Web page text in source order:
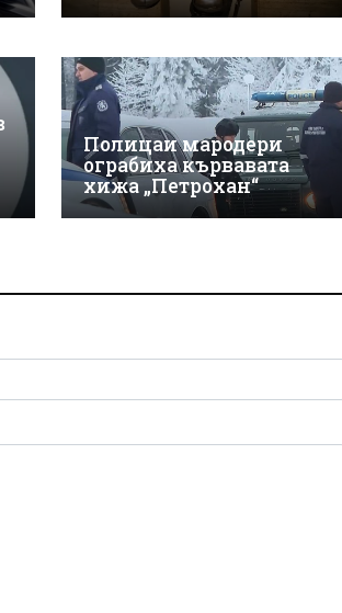
Полицаи мародери
ограбиха кървавата
хижа „Петрохан“